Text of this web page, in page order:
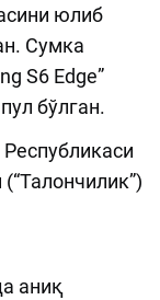
юлиб
Сумка
S6 Edge”
бўлган.
аниқ